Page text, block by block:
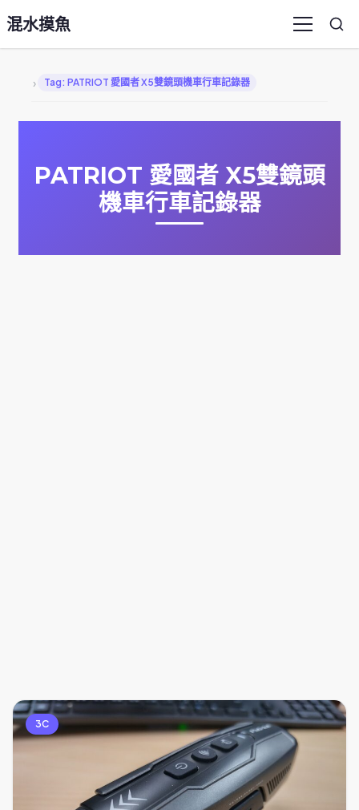
混水摸魚 Menu
› Tag: PATRIOT 愛國者 X5雙鏡頭機車行車記錄器
PATRIOT 愛國者 X5雙鏡頭
機車行車記錄器
3C